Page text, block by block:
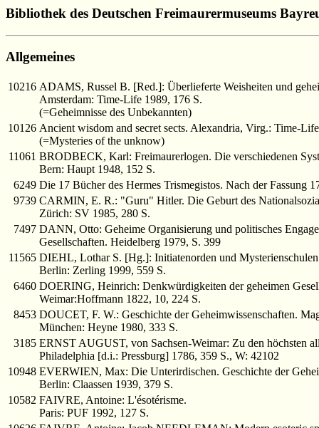
Bibliothek des Deutschen Freimaurermuseums
Allgemeines
10216 ADAMS, Russel B. [Red.]: Überlieferte Weisheiten und
Amsterdam: Time-Life 1989, 176 S.
(=Geheimnisse des Unbekannten)
10126 Ancient wisdom and secret sects. Alexandria, Virg.: Time-
(=Mysteries of the unknow)
11061 BRODBECK, Karl: Freimaurerlogen. Die verschiedenen
Bern: Haupt 1948, 152 S.
6249 Die 17 Bücher des Hermes Trismegistos. Nach der Fassung
9739 CARMIN, E. R.: "Guru" Hitler. Die Geburt des
Zürich: SV 1985, 280 S.
7497 DANN, Otto: Geheime Organisierung und politisches
Gesellschaften. Heidelberg 1979, S. 399
11565 DIEHL, Lothar S. [Hg.]: Initiatenorden und
Berlin: Zerling 1999, 559 S.
6460 DOERING, Heinrich: Denkwürdigkeiten der geheimen
Weimar:Hoffmann 1822, 10, 224 S.
8453 DOUCET, F. W.: Geschichte der Geheimwissenschaften.
München: Heyne 1980, 333 S.
3185 ERNST AUGUST, von Sachsen-Weimar: Zu den höchsten
Philadelphia [d.i.: Pressburg] 1786, 359 S., W: 42102
10948 EVERWIEN, Max: Die Unterirdischen. Geschichte der
Berlin: Claassen 1939, 379 S.
10582 FAIVRE, Antoine: L'ésotérisme.
Paris: PUF 1992, 127 S.